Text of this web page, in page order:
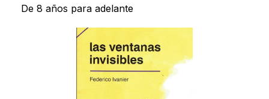
De 8 años para adelante